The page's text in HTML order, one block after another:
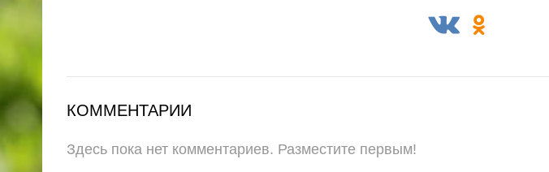
КОММЕНТАРИИ
Здесь пока нет комментариев. Разместите первым!